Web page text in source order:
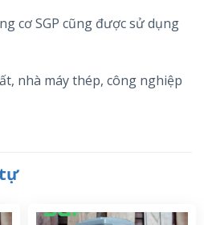
cơ SGP cũng được sử dụng
nhà máy thép, công nghiệp